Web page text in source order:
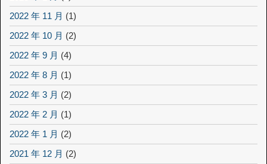
2022 年 11 月 (1)
2022 年 10 月 (2)
2022 年 9 月 (4)
2022 年 8 月 (1)
2022 年 3 月 (2)
2022 年 2 月 (1)
2022 年 1 月 (2)
2021 年 12 月 (2)